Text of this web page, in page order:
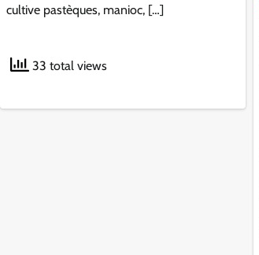
cultive pastèques, manioc, […]
33 total views